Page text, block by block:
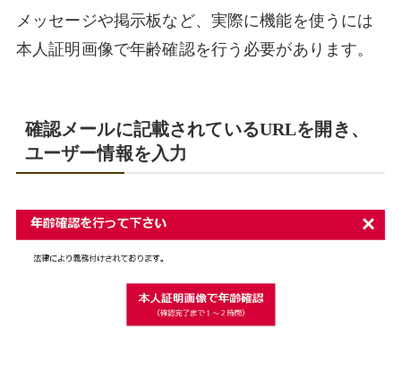
メッセージや掲示板など、実際に機能を使うには
本人証明画像で年齢確認を行う必要があります。
確認メールに記載されているURLを開き、
ユーザー情報を入力